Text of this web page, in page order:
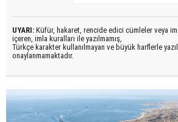
UYARI: Küfür, hakaret, rencide edici cümleler veya
içeren, imla kuralları ile yazılmamış,
Türkçe karakter kullanılmayan ve büyük harflerle
onaylanmamaktadır.